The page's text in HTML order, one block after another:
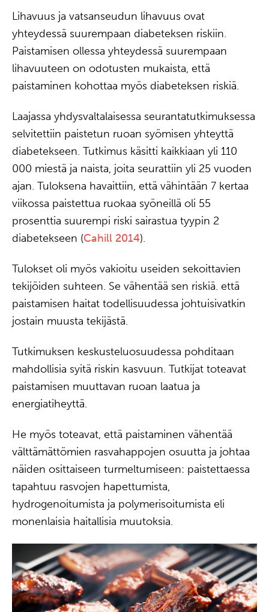
Lihavuus ja vatsanseudun lihavuus ovat
yhteydessä suurempaan diabeteksen riskiin.
Paistamisen ollessa yhteydessä suurempaan
lihavuuteen on odotusten mukaista, että
paistaminen kohottaa myös diabeteksen riskiä.
Laajassa yhdysvaltalaisessa seurantatutkimuksessa
selvitettiin paistetun ruoan syömisen yhteyttä
diabetekseen. Tutkimus käsitti kaikkiaan yli 110
000 miestä ja naista, joita seurattiin yli 25 vuoden
ajan. Tuloksena havaittiin, että vähintään 7 kertaa
viikossa paistettua ruokaa syöneillä oli 55
prosenttia suurempi riski sairastua tyypin 2
diabetekseen (Cahill 2014).
Tulokset oli myös vakioitu useiden sekoittavien
tekijöiden suhteen. Se vähentää sen riskiä. että
paistamisen haitat todellisuudessa johtuisivatkin
jostain muusta tekijästä.
Tutkimuksen keskusteluosuudessa pohditaan
mahdollisia syitä riskin kasvuun. Tutkijat toteavat
paistamisen muuttavan ruoan laatua ja
energiatiheyttä.
He myös toteavat, että paistaminen vähentää
välttämättömien rasvahappojen osuutta ja johtaa
näiden osittaiseen turmeltumiseen: paistettaessa
tapahtuu rasvojen hapettumista,
hydrogenoitumista ja polymerisoitumista eli
monenlaisia haitallisia muutoksia.